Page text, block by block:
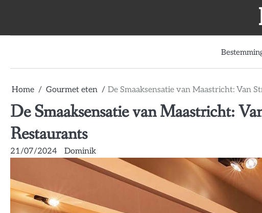
Home Gourmet eten De Smaaksensatie van Maastricht: Van
De Smaaksensatie van Maastricht:
Restaurants
21/07/2024 Dominik